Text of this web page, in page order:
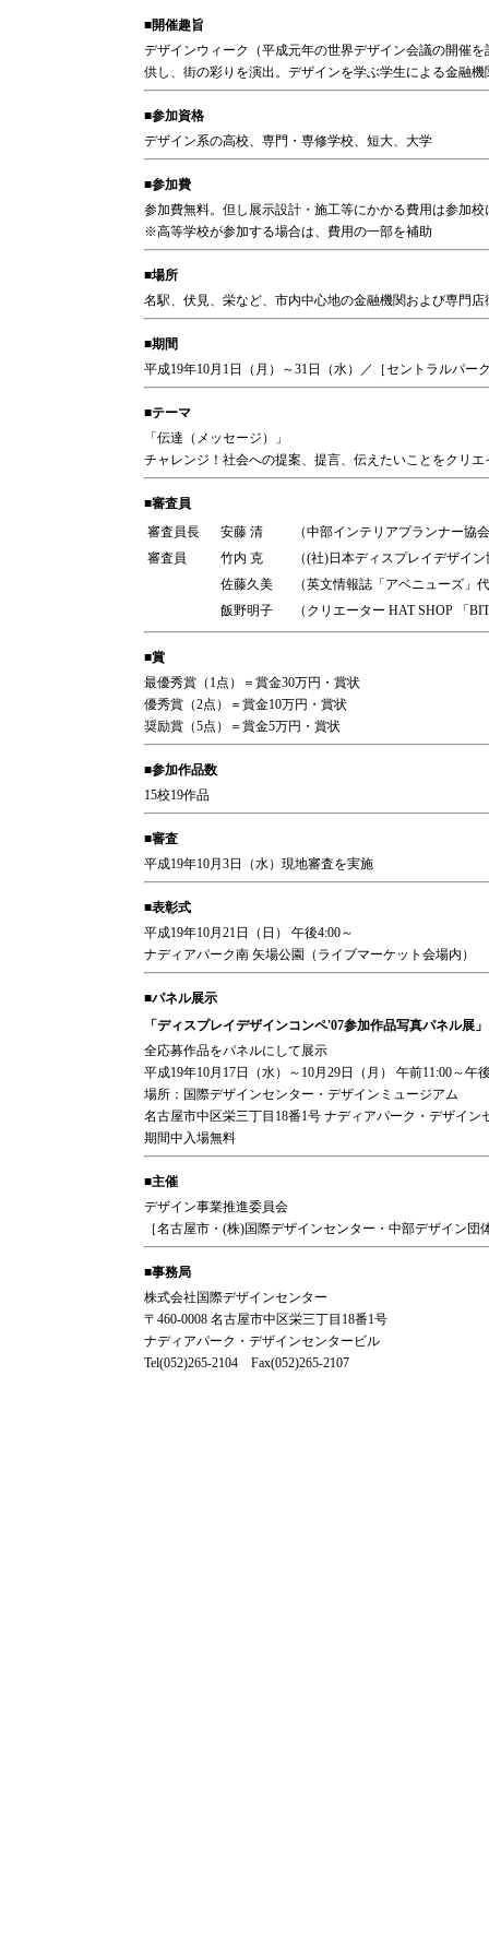
■開催趣旨
デザインウィーク（平成元年の世界デザイン会議の開催
供し、街の彩りを演出。デザインを学ぶ学生による金融
■参加資格
デザイン系の高校、専門・専修学校、短大、大学
■参加費
参加費無料。但し展示設計・施工等にかかる費用は参加校
※高等学校が参加する場合は、費用の一部を補助
■場所
名駅、伏見、栄など、市内中心地の金融機関および専門
■期間
平成19年10月1日（月）～31日（水）／［セントラルパー
■テーマ
「伝達（メッセージ）」
チャレンジ！社会への提案、提言、伝えたいことをクリエ
■審査員
審査員長
安藤 清
（中部インテリアプランナー協
審査員
竹内 克
（(社)日本ディスプレイデザイ
佐藤久美
（英文情報誌「アベニューズ」
飯野明子
（クリエーター HAT SHOP 「
■賞
最優秀賞（1点）＝賞金30万円・賞状
優秀賞（2点）＝賞金10万円・賞状
奨励賞（5点）＝賞金5万円・賞状
■参加作品数
15校19作品
■審査
平成19年10月3日（水）現地審査を実施
■表彰式
平成19年10月21日（日） 午後4:00～
ナディアパーク南 矢場公園（ライブマーケット会場内）
■パネル展示
「ディスプレイデザインコンペ'07参加作品写真パネル展」
全応募作品をパネルにして展示
平成19年10月17日（水）～10月29日（月） 午前11:00～午
場所：国際デザインセンター・デザインミュージアム
名古屋市中区栄三丁目18番1号 ナディアパーク・デザイン
期間中入場無料
■主催
デザイン事業推進委員会
［名古屋市・(株)国際デザインセンター・中部デザイン団
■事務局
株式会社国際デザインセンター
〒460-0008 名古屋市中区栄三丁目18番1号
ナディアパーク・デザインセンタービル
Tel(052)265-2104 Fax(052)265-2107